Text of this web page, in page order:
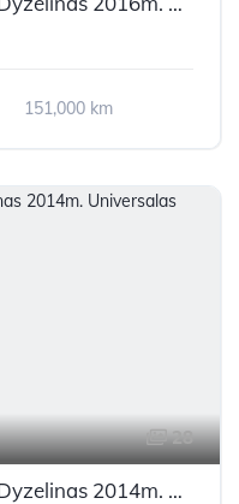
151,000 km
28
BMW 520 nuo 279 €/ mėn Dyzelinas 2014m. Universalas Automatinė